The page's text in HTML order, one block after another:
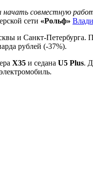
начать совместную
сети «Рольф»
и Санкт-Петербурга.
рублей (-37%).
X35 и седана U5 Plus.